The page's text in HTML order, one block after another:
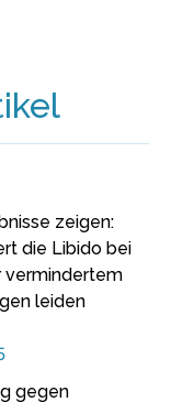
zeigen:
die Libido bei
vermindertem
leiden
gegen